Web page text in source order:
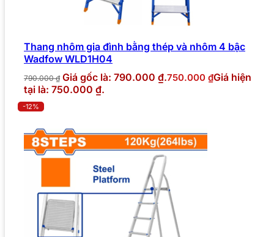
Thang nhôm gia đình bằng thép và nhôm 4 bậc
Wadfow WLD1H04
790.000₫ Giá gốc là: 790.000 ₫.750.000 ₫Giá hiện
tại là: 750.000 ₫.
-12%